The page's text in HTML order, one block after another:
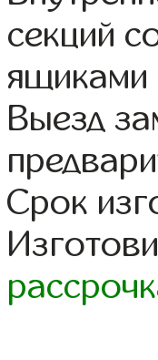
секций
ящиками
Выезд
Срок